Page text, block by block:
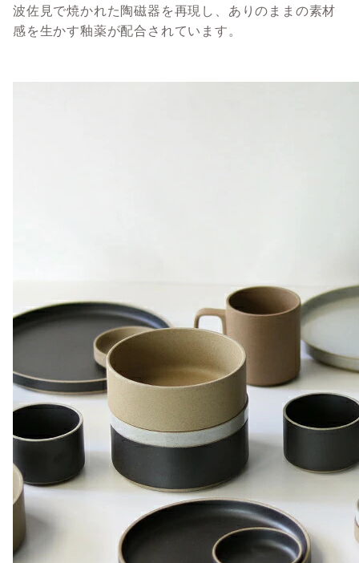
波佐見で焼かれた陶磁器を再現し、ありのままの素材
感を生かす釉薬が配合されています。